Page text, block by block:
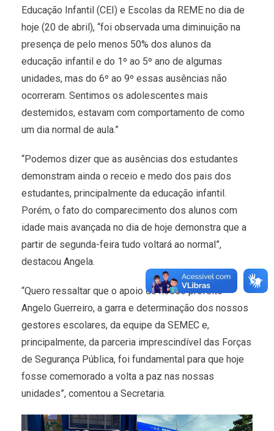
Educação Infantil (CEI) e Escolas da REME no dia de
hoje (20 de abril), “foi observada uma diminuição na
presença de pelo menos 50% dos alunos da
educação infantil e do 1º ao 5º ano de algumas
unidades, mas do 6º ao 9º essas ausências não
ocorreram. Sentimos os adolescentes mais
destemidos, estavam com comportamento de como
um dia normal de aula.”
“Podemos dizer que as ausências dos estudantes
demonstram ainda o receio e medo dos pais dos
estudantes, principalmente da educação infantil.
Porém, o fato do comparecimento dos alunos com
idade mais avançada no dia de hoje demonstra que a
partir de segunda-feira tudo voltará ao normal”,
destacou Angela.
“Quero ressaltar que o apoio do nosso prefeito
Angelo Guerreiro, a garra e determinação dos nossos
gestores escolares, da equipe da SEMEC e,
principalmente, da parceria imprescindível das Forças
de Segurança Pública, foi fundamental para que hoje
fosse comemorado a volta a paz nas nossas
unidades”, comentou a Secretaria.